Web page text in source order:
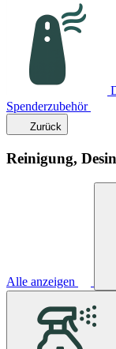
Spenderzubehör
Zurück
Reinigung,
Alle anzeigen